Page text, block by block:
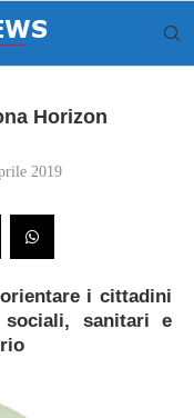
Horizon
2019
i cittadini
sanitari e